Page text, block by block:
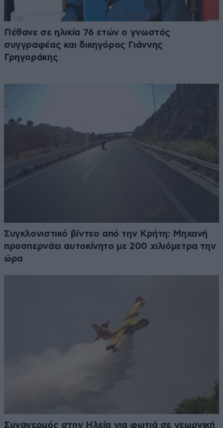
Πέθανε σε ηλικία 76 ετών ο γνωστός
συγγραφέας και δικηγόρος Γιάννης
Γρηγοράκης
Συγκλονιστικό βίντεο από την Κρήτη: Μηχανή
προσπερνάει αυτοκίνητο με 200 χιλιόμετρα την
ώρα
Συναγερμός στην Ηλεία για φωτιά σε γεωργική